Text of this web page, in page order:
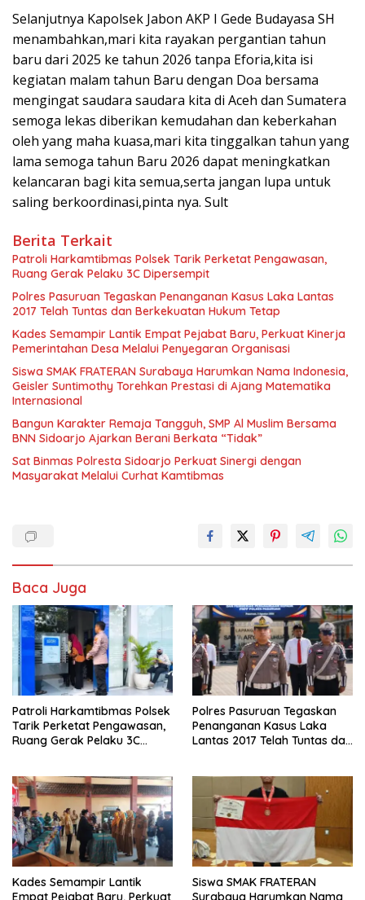
Selanjutnya Kapolsek Jabon AKP I Gede Budayasa SH
menambahkan,mari kita rayakan pergantian tahun
baru dari 2025 ke tahun 2026 tanpa Eforia,kita isi
kegiatan malam tahun Baru dengan Doa bersama
mengingat saudara saudara kita di Aceh dan Sumatera
semoga lekas diberikan kemudahan dan keberkahan
oleh yang maha kuasa,mari kita tinggalkan tahun yang
lama semoga tahun Baru 2026 dapat meningkatkan
kelancaran bagi kita semua,serta jangan lupa untuk
saling berkoordinasi,pinta nya. Sult
Berita Terkait
Patroli Harkamtibmas Polsek Tarik Perketat Pengawasan,
Ruang Gerak Pelaku 3C Dipersempit
Polres Pasuruan Tegaskan Penanganan Kasus Laka Lantas
2017 Telah Tuntas dan Berkekuatan Hukum Tetap
Kades Semampir Lantik Empat Pejabat Baru, Perkuat Kinerja
Pemerintahan Desa Melalui Penyegaran Organisasi
Siswa SMAK FRATERAN Surabaya Harumkan Nama Indonesia,
Geisler Suntimothy Torehkan Prestasi di Ajang Matematika
Internasional
Bangun Karakter Remaja Tangguh, SMP Al Muslim Bersama
BNN Sidoarjo Ajarkan Berani Berkata “Tidak”
Sat Binmas Polresta Sidoarjo Perkuat Sinergi dengan
Masyarakat Melalui Curhat Kamtibmas
Baca Juga
Patroli Harkamtibmas Polsek
Tarik Perketat Pengawasan,
Ruang Gerak Pelaku 3C
Polres Pasuruan Tegaskan
Penanganan Kasus Laka
Lantas 2017 Telah Tuntas dan
Kades Semampir Lantik
Empat Pejabat Baru, Perkuat
Siswa SMAK FRATERAN
Surabaya Harumkan Nama